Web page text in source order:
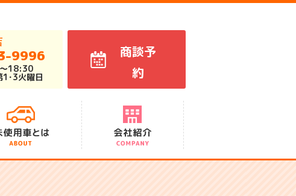
9996
18:30
･3火曜日
商談予
約
会社概要
沿革
代表あいさつ
アクセス
スタッフ紹介